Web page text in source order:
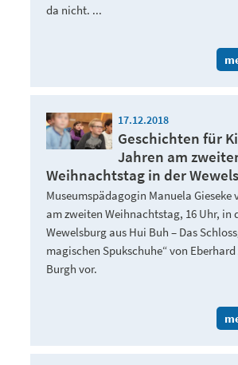
da nicht. ...
17.12.2018
Geschichten für
Jahren am
Weihnachtstag in der
Museumspädagogin Manuela Gieseke
am zweiten Weihnachtstag, 16 Uhr, in
Wewelsburg aus Hui Buh – Das
magischen Spukschuhe“ von
Burgh vor.